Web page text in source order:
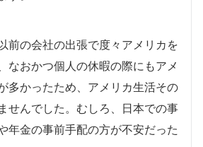
前の会社の出張で度々アメリカを
なおかつ個人の休暇の際にもアメ
多かったため、アメリカ生活その
せんでした。むしろ、日本での事
年金の事前手配の方が不安だった